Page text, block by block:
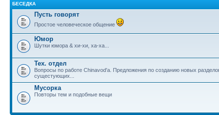
БЕСЕДКА
Пусть говорят
Простое человеческое общение
Юмор
Шутки юмора & хи-хи, ха-ха...
Тех. отдел
Вопросы по работе Chinavod'а. Предложения по созданию новых
сущестующих...
Мусорка
Повторы тем и подобные вещи